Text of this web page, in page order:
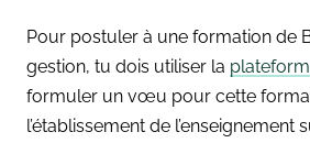
Pour postuler à une formation de
gestion, tu dois utiliser la
formuler un vœu pour cette
l’établissement de l’enseignement